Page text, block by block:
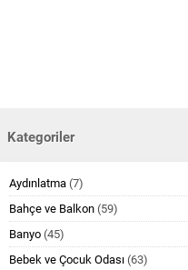
Kategoriler
Aydınlatma (7)
Bahçe ve Balkon (59)
Banyo (45)
Bebek ve Çocuk Odası (63)